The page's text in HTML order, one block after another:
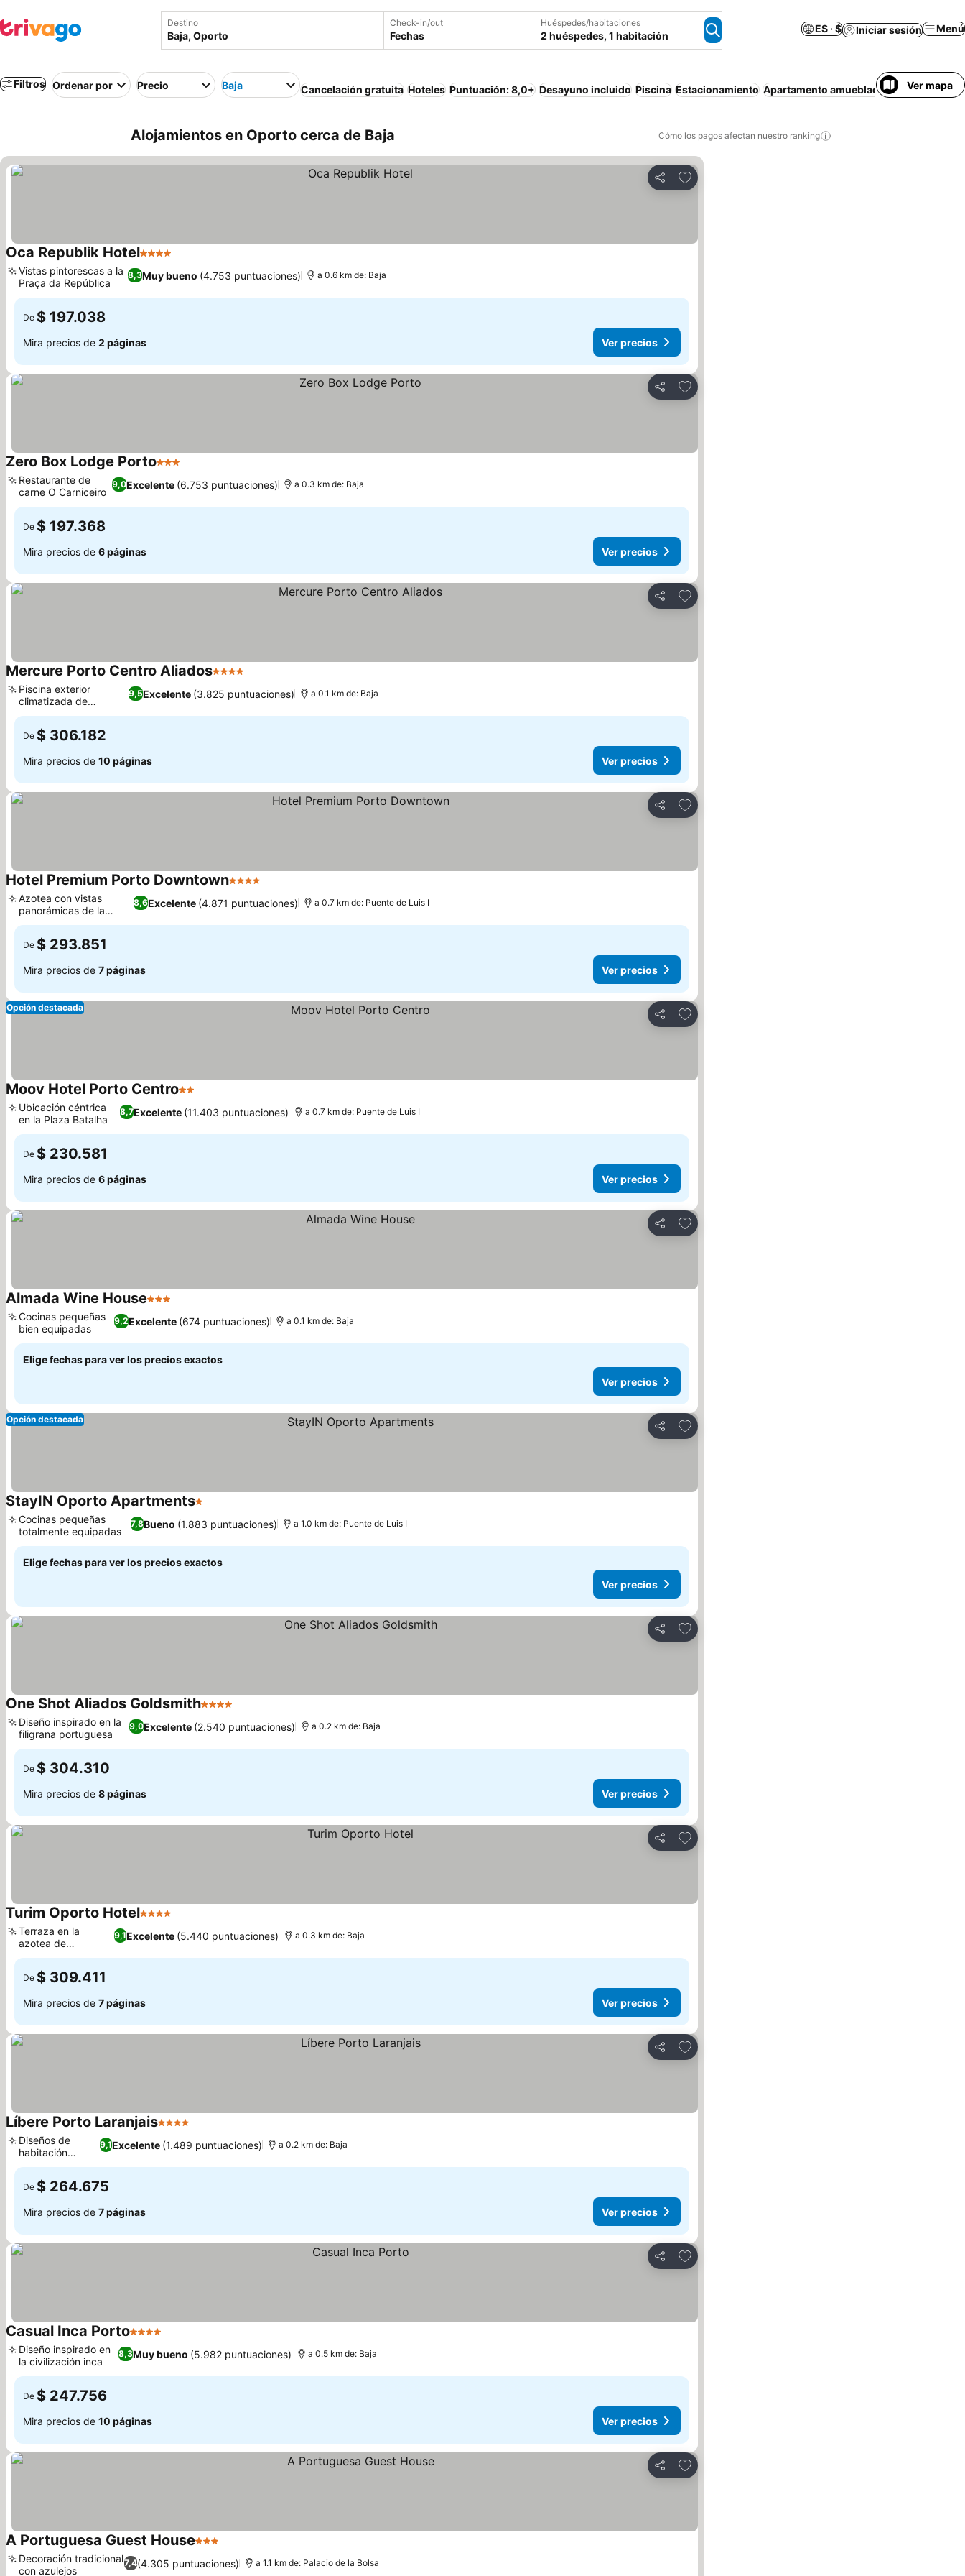
Destino Check-in/out
Fechas
Huéspedes/habitaciones
2 huéspedes, 1 habitación
ES · $ Iniciar sesión Menú
Filtros Ordenar por Precio Baja Cancelación gratuita Hoteles Puntuación: 8,0+ Desayuno incluido Piscina Estacionamiento Apartamento amueblado AireVer mapa
Alojamientos en Oporto cerca de Baja Cómo los pagos afectan nuestro ranking
Compartir
Agregar a favoritos
Oca Republik Hotel4 Estrellas
8,3Muy bueno (4.753 puntuaciones)
Vistas pintorescas a la
Praça da República
a 0.6 km de: Baja
De $ 197.038
Mira precios de 2 páginas Ver precios
Compartir
Agregar a favoritos
Zero Box Lodge Porto3 Estrellas
9,0Excelente (6.753 puntuaciones)
Restaurante de
carne O Carniceiro
a 0.3 km de: Baja
De $ 197.368
Mira precios de 6 páginas Ver precios
Compartir
Agregar a favoritos
Mercure Porto Centro Aliados4 Estrellas
9,5Excelente (3.825 puntuaciones)
Piscina exterior
climatizada de
temporada
a 0.1 km de: Baja
De $ 306.182
Mira precios de 10 páginas Ver precios
Compartir
Agregar a favoritos
Hotel Premium Porto Downtown4 Estrellas
8,6Excelente (4.871 puntuaciones)
Azotea con vistas
panorámicas de la
ciudad
a 0.7 km de: Puente de Luis I
De $ 293.851
Mira precios de 7 páginas Ver precios
Compartir
Agregar a favoritos
Opción destacada
Moov Hotel Porto Centro2 Estrellas
8,7Excelente (11.403 puntuaciones)
Ubicación céntrica
en la Plaza Batalha
a 0.7 km de: Puente de Luis I
De $ 230.581
Mira precios de 6 páginas Ver precios
Compartir
Agregar a favoritos
Almada Wine House3 Estrellas
9,2Excelente (674 puntuaciones)
Cocinas pequeñas
bien equipadas
a 0.1 km de: Baja
Elige fechas para ver los precios exactos
Ver precios
Compartir
Agregar a favoritos
Opción destacada
StayIN Oporto Apartments1 Estrellas
7,8Bueno (1.883 puntuaciones)
Cocinas pequeñas
totalmente equipadas
a 1.0 km de: Puente de Luis I
Elige fechas para ver los precios exactos
Ver precios
Compartir
Agregar a favoritos
One Shot Aliados Goldsmith4 Estrellas
9,0Excelente (2.540 puntuaciones)
Diseño inspirado en la
filigrana portuguesa
a 0.2 km de: Baja
De $ 304.310
Mira precios de 8 páginas Ver precios
Compartir
Agregar a favoritos
Turim Oporto Hotel4 Estrellas
9,1Excelente (5.440 puntuaciones)
Terraza en la
azotea de
temporada
a 0.3 km de: Baja
De $ 309.411
Mira precios de 7 páginas Ver precios
Compartir
Agregar a favoritos
Líbere Porto Laranjais4 Estrellas
9,1Excelente (1.489 puntuaciones)
Diseños de
habitación
únicos
a 0.2 km de: Baja
De $ 264.675
Mira precios de 7 páginas Ver precios
Compartir
Agregar a favoritos
Casual Inca Porto4 Estrellas
8,3Muy bueno (5.982 puntuaciones)
Diseño inspirado en
la civilización inca
a 0.5 km de: Baja
De $ 247.756
Mira precios de 10 páginas Ver precios
Compartir
Agregar a favoritos
A Portuguesa Guest House3 Estrellas
7,4(4.305 puntuaciones)
Decoración tradicional
con azulejos
a 1.1 km de: Palacio de la Bolsa